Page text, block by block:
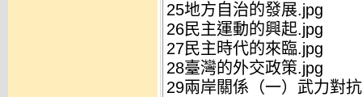
25地方自治的發展.jpg
26民主運動的興起.jpg
27民主時代的來臨.jpg
28臺灣的外交政策.jpg
29兩岸關係（一）武力對